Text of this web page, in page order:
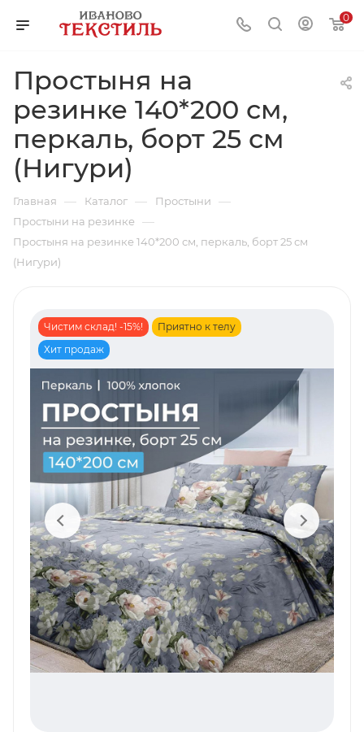
0
Простыня на
резинке 140*200 см,
перкаль, борт 25 см
(Нигури)
Главная — Каталог — Простыни —
Простыни на резинке —
Простыня на резинке 140*200 см, перкаль, борт 25 см
(Нигури)
Чистим склад! -15%!
Приятно к телу
Хит продаж